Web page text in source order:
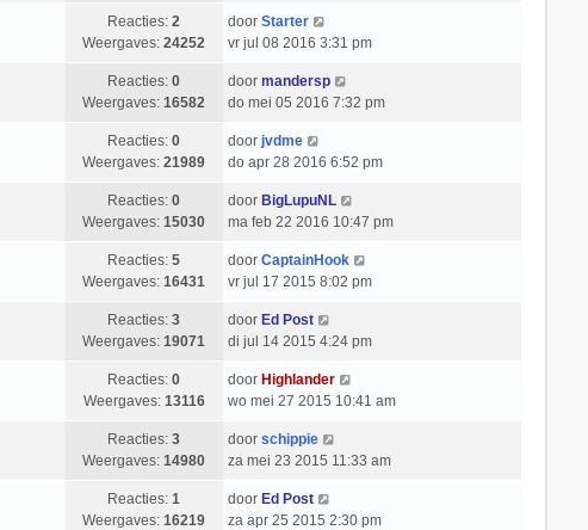
Reacties:2
Weergaves:24252
door Starter
vr jul 08 2016 3:31 pm
Reacties:0
Weergaves:16582
door mandersp
do mei 05 2016 7:32 pm
Reacties:0
Weergaves:21989
door jvdme
do apr 28 2016 6:52 pm
Reacties:0
Weergaves:15030
door BigLupuNL
ma feb 22 2016 10:47 pm
Reacties:5
Weergaves:16431
door CaptainHook
vr jul 17 2015 8:02 pm
Reacties:3
Weergaves:19071
door Ed Post
di jul 14 2015 4:24 pm
Reacties:0
Weergaves: 13116
door Highlander
wo mei 27 2015 10:41 am
Reacties:3
Weergaves:14980
door schippie
za mei 23 2015 11:33 am
Reacties:1
Weergaves:16219
door Ed Post
za apr 25 2015 2:30 pm